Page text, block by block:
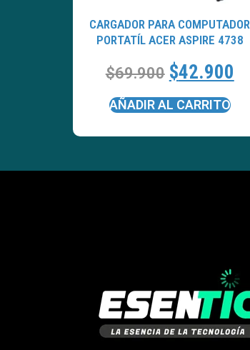
CARGADOR PARA COMPUTADOR
PORTATÍL ACER ASPIRE 4738
$69.900 $42.900
AÑADIR AL CARRITO